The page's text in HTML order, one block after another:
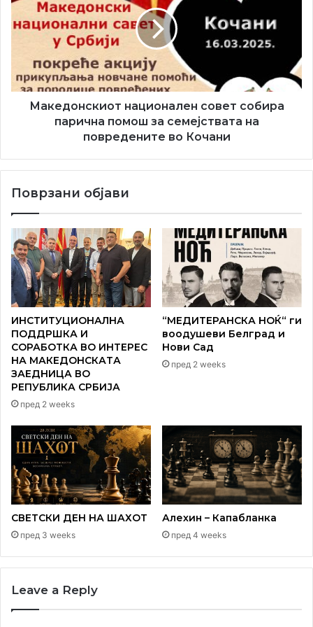
собира
парична
семејствата
на
повредените
Македонскиот национален совет собира
парична помош за семејствата на
повредените во Кочани
Поврзани објави
ИНСТИТУЦИОНАЛНА
ПОДДРШКА И
СОРАБОТКА ВО ИНТЕРЕС
НА МАКЕДОНСКАТА
ЗАЕДНИЦА ВО
РЕПУБЛИКА СРБИЈА
пред 2 weeks
“МЕДИТЕРАНСКА НОЌ“ ги
воодушеви Белград и
Нови Сад
пред 2 weeks
СВЕТСКИ ДЕН НА ШАХОТ
пред 3 weeks
Алехин – Капабланка
пред 4 weeks
Leave a Reply